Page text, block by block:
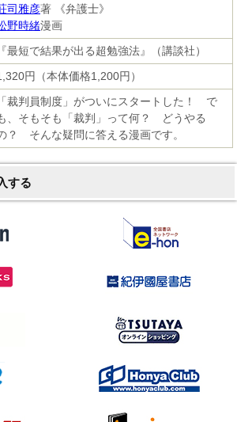
司雅彦著 《弁護士》
野時緒漫画
『最短で結果が出る超勉強法』（講談社）
円（本体価格1,200円）
「裁判員制度」がついにスタートした！ で
、そもそも「裁判」って何？ どうやる
？ そんな疑問に答える漫画です。
する